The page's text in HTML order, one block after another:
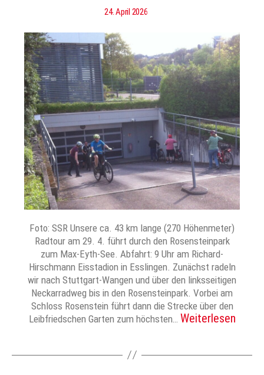
24. April 2026
Foto: SSR Unsere ca. 43 km lange (270 Höhenmeter)
Radtour am 29. 4. führt durch den Rosensteinpark
zum Max-Eyth-See. Abfahrt: 9 Uhr am Richard-
Hirschmann Eisstadion in Esslingen. Zunächst radeln
wir nach Stuttgart-Wangen und über den linksseitigen
Neckarradweg bis in den Rosensteinpark. Vorbei am
Schloss Rosenstein führt dann die Strecke über den
Leibfriedschen Garten zum höchsten… Weiterlesen